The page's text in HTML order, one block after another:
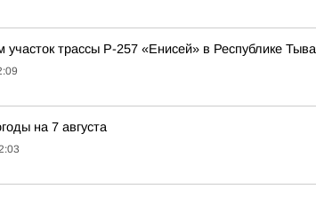
участок трассы Р-257 «Енисей» в Республике Тыва
на 7 августа